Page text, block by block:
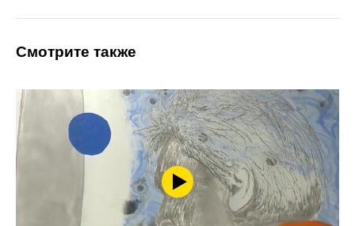
Смотрите также